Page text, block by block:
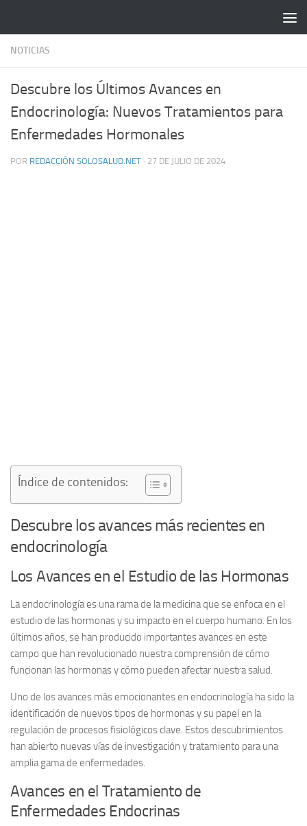
NOTICIAS
Descubre los Últimos Avances en
Endocrinología: Nuevos Tratamientos para
Enfermedades Hormonales
POR REDACCIÓN SOLOSALUD.NET · 27 DE JULIO DE 2024
Índice de contenidos:
Descubre los avances más recientes en
endocrinología
Los Avances en el Estudio de las Hormonas
La endocrinología es una rama de la medicina que se enfoca en el
estudio de las hormonas y su impacto en el cuerpo humano. En los
últimos años, se han producido importantes avances en este
campo que han revolucionado nuestra comprensión de cómo
funcionan las hormonas y cómo pueden afectar nuestra salud.
Uno de los avances más emocionantes en endocrinología ha sido la
identificación de nuevos tipos de hormonas y su papel en la
regulación de procesos fisiológicos clave. Estos descubrimientos
han abierto nuevas vías de investigación y tratamiento para una
amplia gama de enfermedades.
Avances en el Tratamiento de
Enfermedades Endocrinas